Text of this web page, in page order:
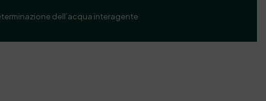
dell’acqua interagente